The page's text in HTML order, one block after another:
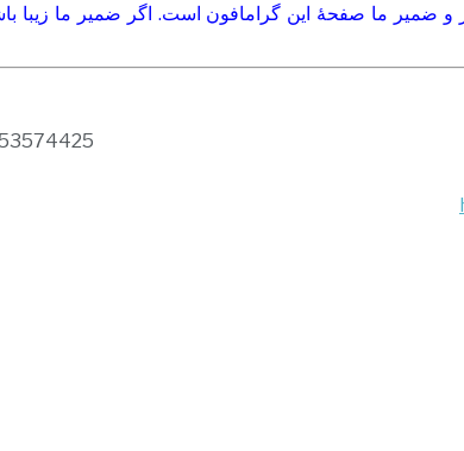
و ضمیر ما صفحۀ این گرامافون است. اگر ضمیر ما